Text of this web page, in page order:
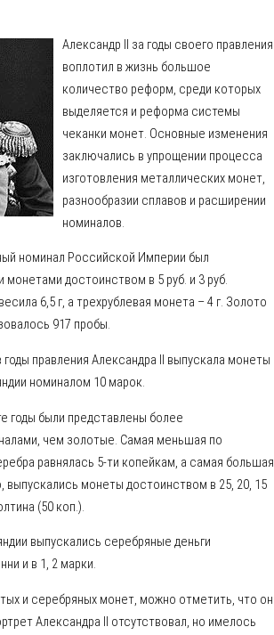
Александр II за годы своего правления
воплотил в жизнь большое
количество реформ, среди которых
выделяется и реформа системы
чеканки монет. Основные изменения
заключались в упрощении процесса
изготовления металлических монет,
разнообразии сплавов и расширении
номиналов.
номинал Российской Империи был
достоинством в 5 руб. и 3 руб.
6,5 г, а трехрублевая монета – 4 г. Золото
917 пробы.
правления Александра II выпускала монеты
номиналом 10 марок.
годы были представлены более
чем золотые. Самая меньшая по
равнялась 5-ти копейкам, а самая большая
выпускались монеты достоинством в 25, 20, 15
(50 коп.).
выпускались серебряные деньги
и в 1, 2 марки.
и серебряных монет, можно отметить, что он
Александра II отсутствовал, но имелось